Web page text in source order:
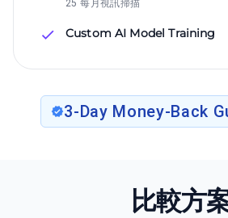
25 每月視訊掃描
Custom AI Model Training
3-Day Money-Back
比較方